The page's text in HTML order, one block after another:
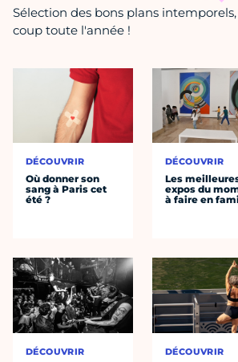
Sélection des bons plans
coup toute l'année !
DÉCOUVRIR
Où donner son
sang à Paris cet
été ?
DÉCOUVRIR
DÉCOUVRIR
Les
expos du
à faire en
DÉCOUVRIR